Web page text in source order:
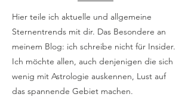
Hier teile ich aktuelle und allgemeine
Sternentrends mit dir. Das Besondere an
meinem Blog: ich schreibe nicht für Insider.
Ich möchte allen, auch denjenigen die sich
wenig mit Astrologie auskennen, Lust auf
das spannende Gebiet machen.